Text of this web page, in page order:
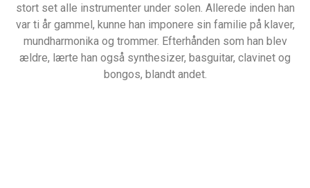
stort set alle instrumenter under solen. Allerede inden han
var ti år gammel, kunne han imponere sin familie på klaver,
mundharmonika og trommer. Efterhånden som han blev
ældre, lærte han også synthesizer, basguitar, clavinet og
bongos, blandt andet.